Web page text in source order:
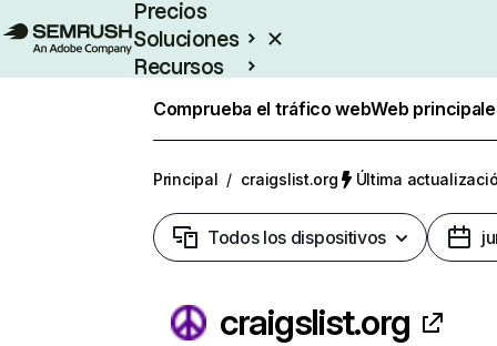
Precios
Soluciones
Recursos
Comprueba el tráfico webWeb
Principal / craigslist.org Última
Todos los dispositivos
craigslist.org